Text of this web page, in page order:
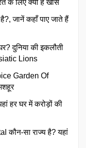
के लिए क्यों है खास
जानें कहाँ पाए जाते हैं
दुनिया की इकलौती
Lions
Garden Of
हर घर में करोड़ों की
कौन-सा राज्य है? यहां